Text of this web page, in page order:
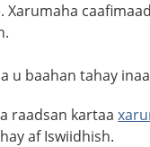
Xarumaha
u baahan tahay
raadsan kartaa
af Iswiidhish.